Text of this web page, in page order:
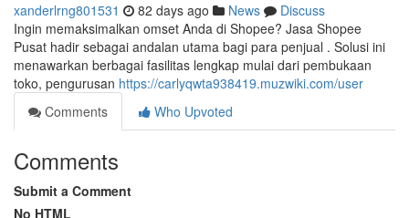
xanderlrng801531 82 days ago News
Discuss
Ingin memaksimalkan omset Anda di Shopee? Jasa Shopee
Pusat hadir sebagai andalan utama bagi para penjual . Solusi ini
menawarkan berbagai fasilitas lengkap mulai dari pembukaan
toko, pengurusan https://carlyqwta938419.muzwiki.com/user
Comments
Who Upvoted
Comments
Submit a Comment
No HTML